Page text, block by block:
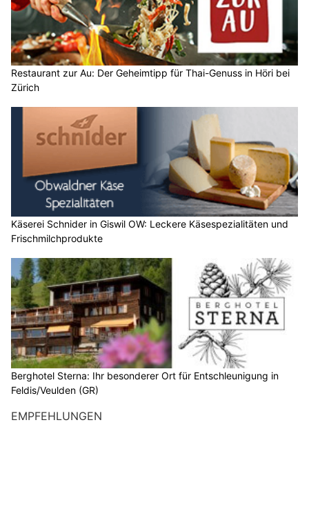
Restaurant zur Au: Der Geheimtipp für Thai-Genuss in Höri bei
Zürich
Käserei Schnider in Giswil OW: Leckere Käsespezialitäten und
Frischmilchprodukte
Berghotel Sterna: Ihr besonderer Ort für Entschleunigung in
Feldis/Veulden (GR)
EMPFEHLUNGEN